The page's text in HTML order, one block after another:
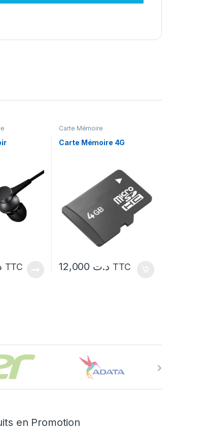
TTC
Carte Mémoire
Carte Mémoire 4G
د.ت TTC
en Promotion